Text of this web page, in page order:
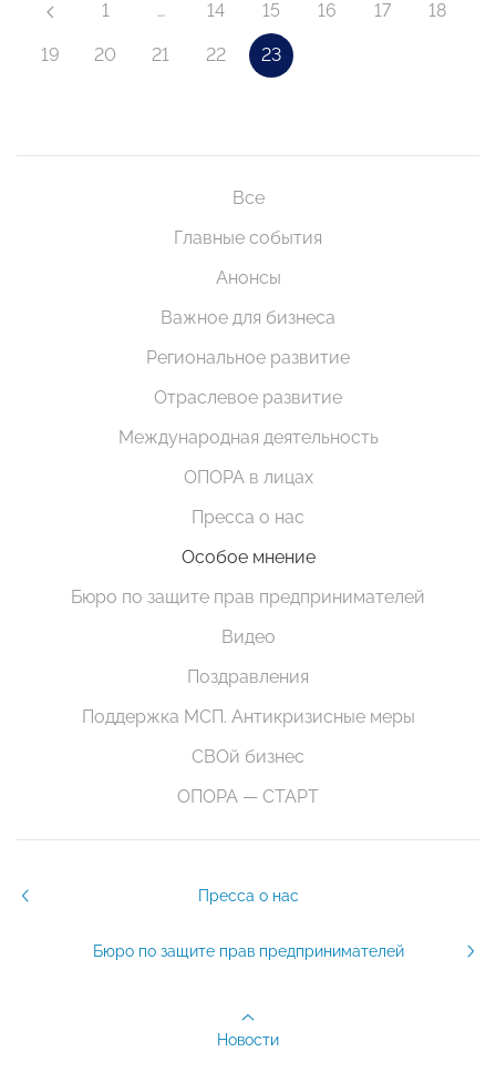
1 … 14 15 16 17 18
19 20 21 22 23
Все
Главные события
Анонсы
Важное для бизнеса
Региональное развитие
Отраслевое развитие
Международная деятельность
ОПОРА в лицах
Пресса о нас
Особое мнение
Бюро по защите прав предпринимателей
Видео
Поздравления
Поддержка МСП. Антикризисные меры
СВОй бизнес
ОПОРА — СТАРТ
Пресса о нас
Бюро по защите прав предпринимателей
Новости